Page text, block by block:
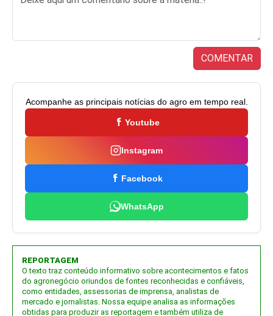
COMENTAR
Acompanhe as principais notícias do agro em tempo real.
Youtube
Instagram
Facebook
WhatsApp
REPORTAGEM
O texto traz conteúdo informativo sobre acontecimentos e fatos
do agronegócio oriundos de fontes reconhecidas e confiáveis,
como entidades, assessorias de imprensa, analistas de
mercado e jornalistas. Nossa equipe analisa as informações
obtidas para produzir as reportagem e também utiliza de